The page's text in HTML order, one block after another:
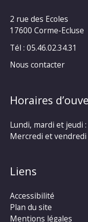
2 rue des Ecoles
17600 Corme-Ecluse
Tél : 05.46.02.34.31
Nous contacter
Horaires
Lundi, mardi et jeudi
Mercredi et vendredi
Liens
Accessibilité
Plan du site
Mentions légales